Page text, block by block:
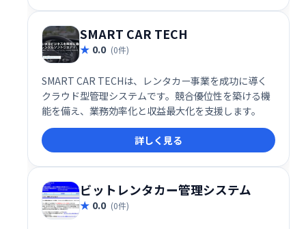
SMART CAR TECH
0.0 (0件)
SMART CAR TECHは、レンタカー事業を成功に導く
クラウド型管理システムです。競合優位性を築ける機
能を備え、業務効率化と収益最大化を支援します。
詳しく見る
ビットレンタカー管理システム
0.0 (0件)